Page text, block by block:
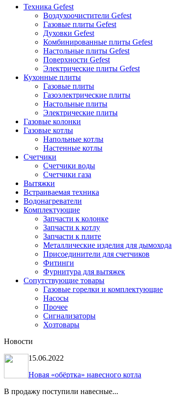
Техника Gefest
Воздухоочистители Gefest
Газовые плиты Gefest
Духовки Gefest
Комбинированные плиты Gefest
Настольные плиты Gefest
Поверхности Gefest
Электрические плиты Gefest
Кухонные плиты
Газовые плиты
Газоэлектрические плиты
Настольные плиты
Электрические плиты
Газовые колонки
Газовые котлы
Напольные котлы
Настенные котлы
Счетчики
Счетчики воды
Счетчики газа
Вытяжки
Встраиваемая техника
Водонагреватели
Комплектующие
Запчасти к колонке
Запчасти к котлу
Запчасти к плите
Металлические изделия для дымохода
Присоединители для счетчиков
Фитинги
Фурнитура для вытяжек
Сопутствующие товары
Газовые горелки и комплектующие
Насосы
Прочее
Сигнализаторы
Хозтовары
Новости
15.06.2022
Новая «обёртка» навесного котла
В продажу поступили навесные...